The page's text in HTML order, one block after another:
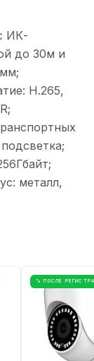
ИК-
до 30м и
H.265,
металл,
% ПОСЛЕ